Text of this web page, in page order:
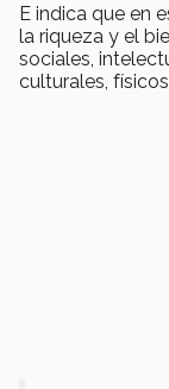
E indica que en
la riqueza y el
sociales,
culturales,